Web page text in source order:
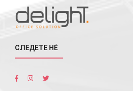
СЛЕДЕТЕ НÉ